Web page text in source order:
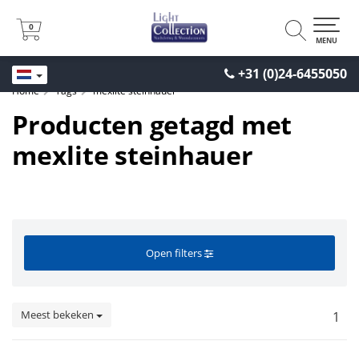
+31 (0)24-6455050
0
0
MENU
Home Tags mexlite steinhauer
Producten getagd met
mexlite steinhauer
Open filters
Meest bekeken 1